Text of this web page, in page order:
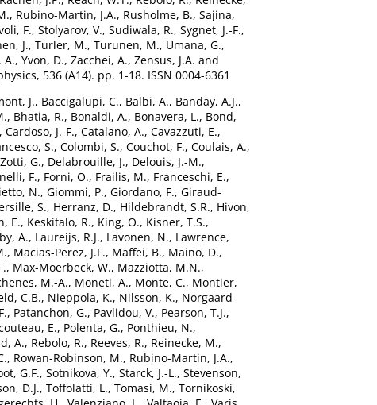
, Rubino-Martin, J.A., Rusholme, B., Sajina,
F., Stolyarov, V., Sudiwala, R., Sygnet, J.-F.,
J., Turler, M., Turunen, M., Umana, G.,
A., Yvon, D., Zacchei, A., Zensus, J.A. and
536 (A14). pp. 1-18. ISSN 0004-6361
J., Baccigalupi, C., Balbi, A., Banday, A.J.,
, Bhatia, R., Bonaldi, A., Bonavera, L., Bond,
, Cardoso, J.-F., Catalano, A., Cavazzuti, E.,
S., Colombi, S., Couchot, F., Coulais, A.,
G., Delabrouille, J., Delouis, J.-M.,
F., Forni, O., Frailis, M., Franceschi, E.,
N., Giommi, P., Giordano, F., Giraud-
S., Herranz, D., Hildebrandt, S.R., Hivon,
E., Keskitalo, R., King, O., Kisner, T.S.,
A., Laureijs, R.J., Lavonen, N., Lawrence,
, Macias-Perez, J.F., Maffei, B., Maino, D.,
, Max-Moerbeck, W., Mazziotta, M.N.,
M.-A., Moneti, A., Monte, C., Montier,
C.B., Nieppola, K., Nilsson, K., Norgaard-
, Patanchon, G., Pavlidou, V., Pearson, T.J.,
E., Polenta, G., Ponthieu, N.,
A., Rebolo, R., Reeves, R., Reinecke, M.,
, Rowan-Robinson, M., Rubino-Martin, J.A.,
G.F., Sotnikova, Y., Starck, J.-L., Stevenson,
D.J., Toffolatti, L., Tomasi, M., Tornikoski,